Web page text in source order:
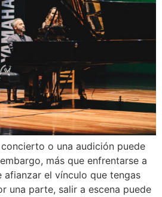
o una audición puede
más que enfrentarse a
afianzar el vínculo que tengas
una parte, salir a escena puede